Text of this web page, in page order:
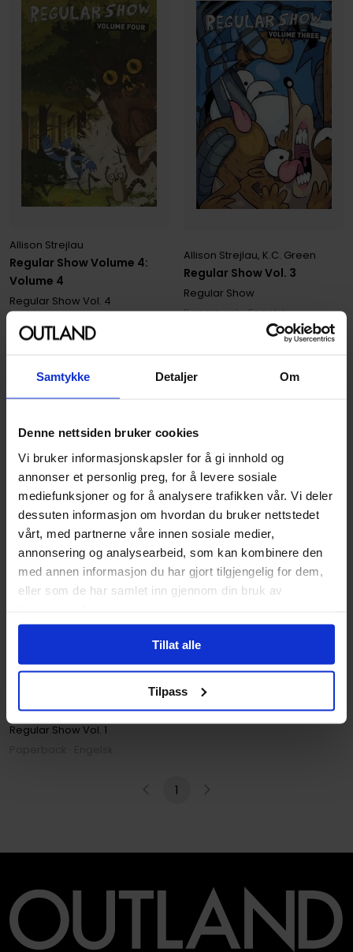
Samtykke Detaljer Om
Denne nettsiden bruker cookies
Vi bruker informasjonskapsler for å gi innhold og
annonser et personlig preg, for å levere sosiale
mediefunksjoner og for å analysere trafikken vår. Vi deler
dessuten informasjon om hvordan du bruker nettstedet
vårt, med partnerne våre innen sosiale medier,
annonsering og analysearbeid, som kan kombinere den
med annen informasjon du har gjort tilgjengelig for dem,
eller som de har samlet inn gjennom din bruk av
Tillat alle
Tilpass
Regular Show Volume 4:
Volume 4
Allison Strejlau
Regular Show Vol. 4
Regular Show Vol. 3
Allison Strejlau, K.C. Green
Regular Show
Paperback · Engelsk
Regular Show: v.1
Regular Show Vol. 1
10
Medlem
1